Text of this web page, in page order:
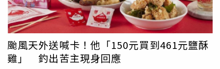
颱風天外送喊卡！他「150元買到461元鹽酥
雞」 釣出苦主現身回應